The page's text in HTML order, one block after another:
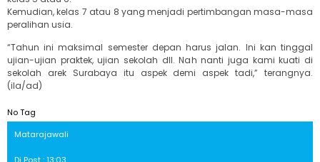
Kemudian, kelas 7 atau 8 yang menjadi pertimbangan masa-masa
peralihan usia.
“Tahun ini maksimal semester depan harus jalan. Ini kan tinggal
ujian-ujian praktek, ujian sekolah dll. Nah nanti juga kami kuati di
sekolah arek Surabaya itu aspek demi aspek tadi,” terangnya.
(ila/ad)
No Tag
Matarajawali